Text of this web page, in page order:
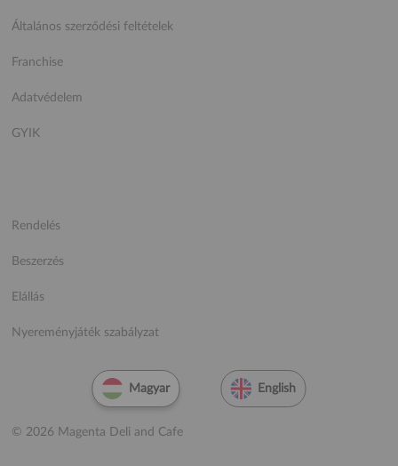
Általános szerződési feltételek
Franchise
Adatvédelem
GYIK
Rendelés
Beszerzés
Elállás
Nyereményjáték szabályzat
© 2026 Magenta Deli and Cafe
Magyar English